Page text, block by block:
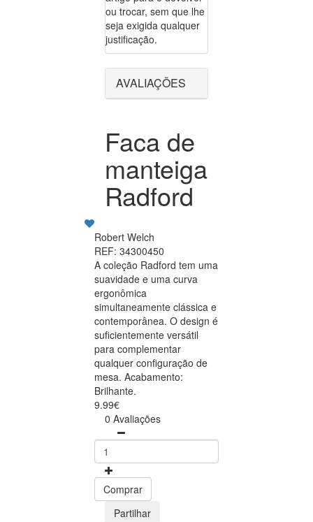
ou trocar, sem que lhe
seja exigida qualquer
justificação.
AVALIAÇÕES
Faca de
manteiga
Radford
Robert Welch
REF: 34300450
A coleção Radford tem uma
suavidade e uma curva
ergonômica
simultaneamente clássica e
contemporânea. O design é
suficientemente versátil
para complementar
qualquer configuração de
mesa. Acabamento:
Brilhante.
9.99€
0 Avaliações
Comprar
Partilhar